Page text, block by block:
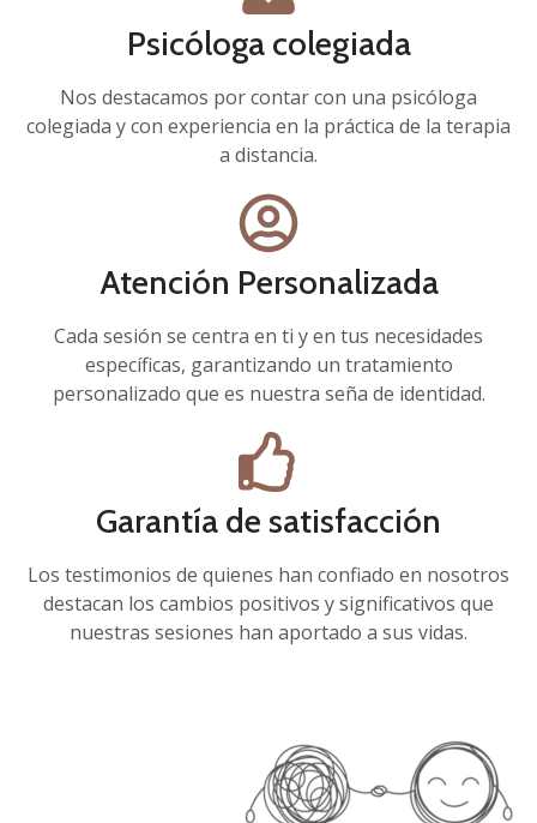
Psicóloga colegiada
Nos destacamos por contar con una psicóloga
colegiada y con experiencia en la práctica de la terapia
a distancia.
Atención Personalizada
Cada sesión se centra en ti y en tus necesidades
específicas, garantizando un tratamiento
personalizado que es nuestra seña de identidad.
Garantía de satisfacción
Los testimonios de quienes han confiado en nosotros
destacan los cambios positivos y significativos que
nuestras sesiones han aportado a sus vidas.